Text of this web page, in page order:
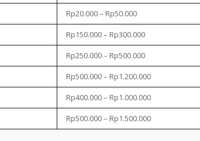
Rp20.000 – Rp50.000
Rp150.000 – Rp300.000
Rp250.000 – Rp500.000
Rp500.000 – Rp1.200.000
Rp400.000 – Rp1.000.000
Rp500.000 – Rp1.500.000